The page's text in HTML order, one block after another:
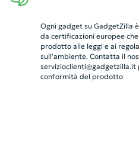
Ogni gadget su GadgetZilla
da certificazioni europee
prodotto alle leggi e ai
sull'ambiente. Contatta il
servizioclienti@gadgetzilla.it
conformità del prodotto